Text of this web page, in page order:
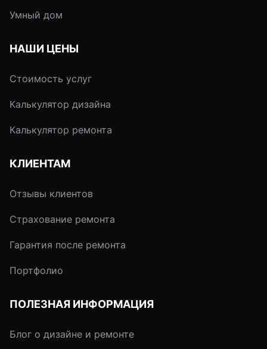
Умный дом
НАШИ ЦЕНЫ
Стоимость услуг
Калькулятор дизайна
Калькулятор ремонта
КЛИЕНТАМ
Отзывы клиентов
Страхование ремонта
Гарантия после ремонта
Портфолио
ПОЛЕЗНАЯ ИНФОРМАЦИЯ
Блог о дизайне и ремонте